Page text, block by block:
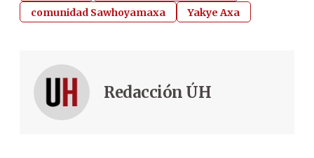
comunidad Sawhoyamaxa
Yakye Axa
Redacción ÚH